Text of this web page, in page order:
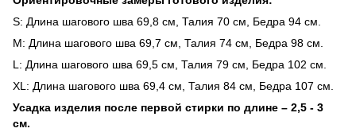
S: Длина шагового шва 69,8 см, Талия 70 см, Бедра 94 см.
M: Длина шагового шва 69,7 см, Талия 74 см, Бедра 98 см.
L: Длина шагового шва 69,5 см, Талия 79 см, Бедра 102 см.
XL: Длина шагового шва 69,4 см, Талия 84 см, Бедра 107 см.
Усадка изделия после первой стирки по длине – 2,5 - 3
см.